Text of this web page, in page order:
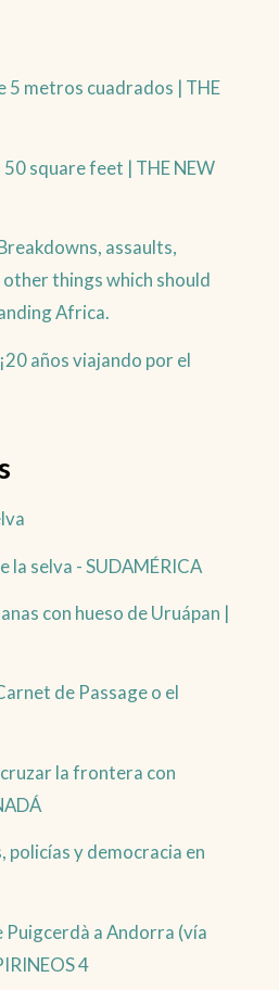
5 metros cuadrados | THE
square feet | THE NEW
assaults,
things which should
Africa.
años viajando por el
selva - SUDAMÉRICA
con hueso de Uruápan |
de Passage o el
la frontera con
y democracia en
Puigcerdà a Andorra (vía
4